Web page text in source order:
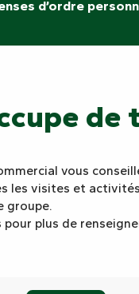
d’ordre
de
vous
les visites et
groupe.
plus de